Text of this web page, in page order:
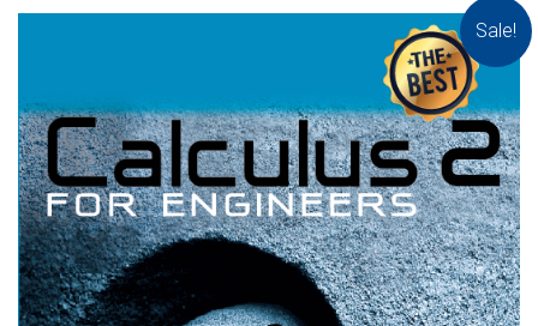
Sale!